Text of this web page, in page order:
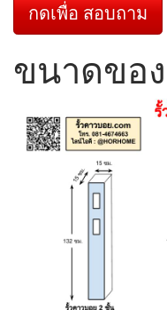
กดเพื่อ สอบถาม
ขนาดขอ